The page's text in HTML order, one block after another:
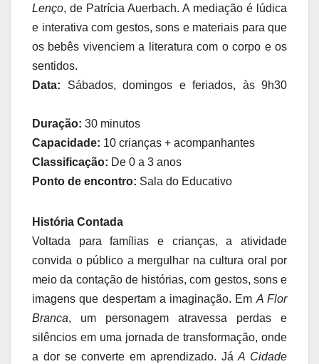
Lenço, de Patrícia Auerbach. A mediação é lúdica
e interativa com gestos, sons e materiais para que
os bebês vivenciem a literatura com o corpo e os
sentidos.
Data: Sábados, domingos e feriados, às 9h30
Duração: 30 minutos
Capacidade: 10 crianças + acompanhantes
Classificação: De 0 a 3 anos
Ponto de encontro: Sala do Educativo
História Contada
Voltada para famílias e crianças, a atividade
convida o público a mergulhar na cultura oral por
meio da contação de histórias, com gestos, sons e
imagens que despertam a imaginação. Em A Flor
Branca, um personagem atravessa perdas e
silêncios em uma jornada de transformação, onde
a dor se converte em aprendizado. JáA Cidade